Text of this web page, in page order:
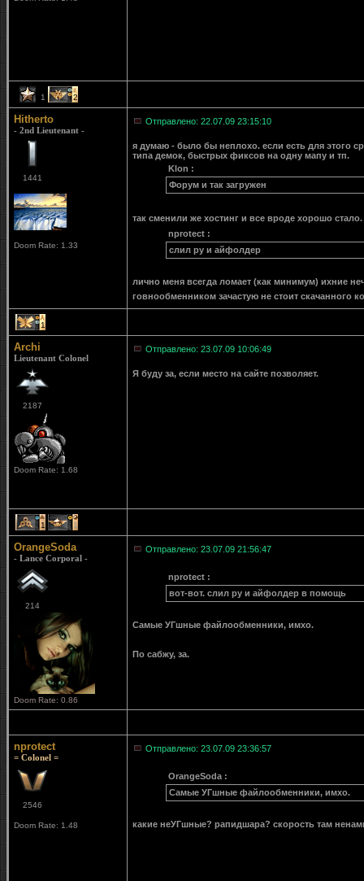
1 2
Hitherto
- 2nd Lieutenant -
1441
Doom Rate: 1.33
Отправлено: 22.07.09 23:15:10
я думаю - было бы неплохо. если есть для этого
типа демок, быстрых фиксов на одну мапу и тп.
Klon :
Форум и так загружен
так сменили же хостинг и все вроде хорошо
nprotect :
слил ру и айфолдер
лично меня всегда ломает (как минимум) ихние
говнообменником зачастую не стоит скачанного
1
Archi
Lieutenant Colonel
2187
Doom Rate: 1.68
Отправлено: 23.07.09 10:06:49
Я буду за, если место на сайте позволяет.
1 1
OrangeSoda
- Lance Corporal -
214
Doom Rate: 0.86
Отправлено: 23.07.09 21:56:47
nprotect :
вот-вот. слил ру и айфолдер в помощь
Самые УГшные файлообменники, имхо.
По сабжу, за.
nprotect
= Colonel =
2546
Doom Rate: 1.48
Отправлено: 23.07.09 23:36:57
OrangeSoda :
Самые УГшные файлообменники, имхо.
какие неУГшные? рапидшара? скорость там